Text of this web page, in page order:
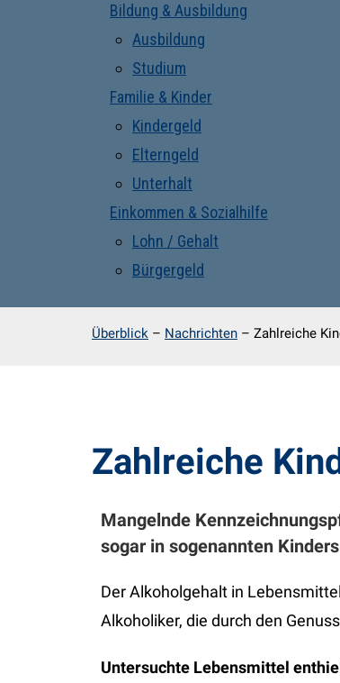
Bildung & Ausbildung
Ausbildung
Studium
Familie & Kinder
Kindergeld
Elterngeld
Unterhalt
Einkommen & Sozialhilfe
Lohn / Gehalt
Bürgergeld
Überblick – Nachrichten – Zahlreiche
Zahlreiche
Mangelnde
sogar in sogenannten
Der Alkoholgehalt in
Alkoholiker, die durch den
Untersuchte Lebensmittel